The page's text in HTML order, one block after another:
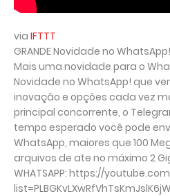
via IFTTT
GRANDE Novidade no WhatsApp!
Mais uma novidade para o
Novidade no WhatsApp! que
inovação e opções cada vez
principal concorrente, o
tempo esperado você pode
WhatsApp, maiores que 100
arquivos de ate no máximo 2
WHATSAPP: https://